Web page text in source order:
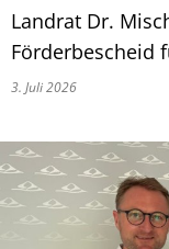
Landrat Dr.
Förderbescheid
3. Juli 2026